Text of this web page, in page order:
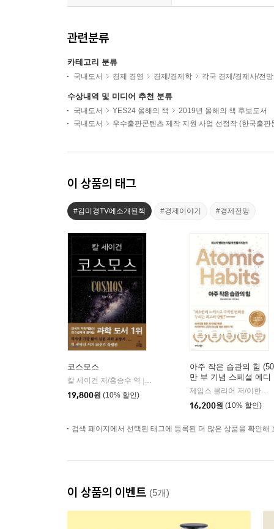
관련분류
카테고리 분류
국내도서 경제 경영 경제/경제학 각국 경제/경제사/전망
수상내역 및 미디어 추천 분류
국내도서 YES24 올해의 책
2019년 올해의 책 후보도서
국내도서
우수출판콘텐츠 제작 지원 사업 선정작 (한국출판
이 상품의 태그
#김미경TV에소개된책 #경제이야기 #경제전망
코스모스
칼 세이건 저/홍승수 역
사이언스북스
19,800원 (10% 할인)
아주 작은 습관의 힘 (50
만 부 기념 스페셜 에디
션)
제임스 클리어 저/이한이 역
16,200원 (10% 할인)
검색 페이지에서 선택된 태그에 등록된 더 많은 상품을 확인해
이 상품의 이벤트 (5개)